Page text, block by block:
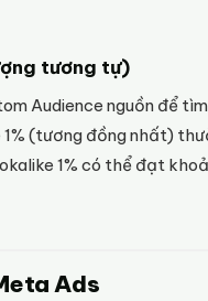
tương tự)
Audience nguồn để
(tương đồng nhất)
1% có thể đạt
Ads